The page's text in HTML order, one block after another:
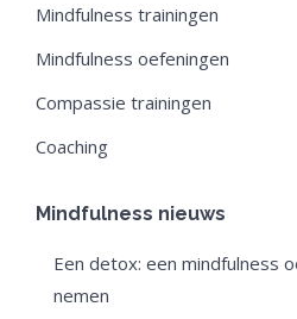
Mindfulness trainingen
Mindfulness oefeningen
Compassie trainingen
Coaching
Mindfulness nieuws
Een detox: een mindfulness
nemen